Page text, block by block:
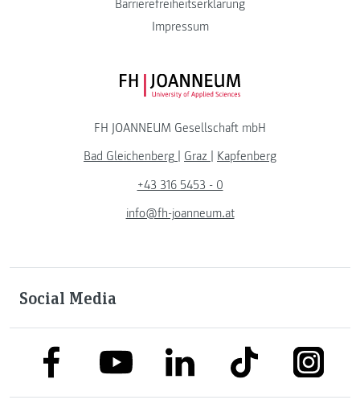
Barrierefreiheitserklärung
Impressum
FH JOANNEUM Logo
FH JOANNEUM Gesellschaft mbH
Bad Gleichenberg
Graz
Kapfenberg
+43 316 5453 - 0
info@fh-joanneum.at
Social Media
link to facebooklink to youtubelink to linkedinlink to tiktok